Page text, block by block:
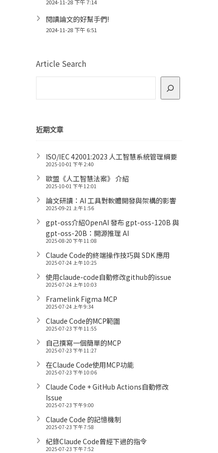
2024-11-28 下午 7:14
閱讀論文的好幫手們!
2024-11-28 下午 6:51
Article Search
近期文章
ISO/IEC 42001:2023 人工智慧系統管理綱要
2025-10-01 下午 2:40
歐盟《人工智慧法案》 介紹
2025-10-01 下午 12:01
論文研讀：AI 工具對軟體開發與架構的影響
2025-09-21 上午 1:56
gpt-oss介紹OpenAI 發布 gpt-oss-120B 與
gpt-oss-20B：開源推理 AI
2025-08-20 下午 11:08
Claude Code的終端操作技巧與 SDK 應用
2025-07-24 上午 10:25
使用claude-code自動修改github的issue
2025-07-24 上午 10:03
Framelink Figma MCP
2025-07-24 上午 9:34
Claude Code的MCP範圍
2025-07-23 下午 11:55
自己撰寫一個簡單的MCP
2025-07-23 下午 11:27
在Claude Code使用MCP功能
2025-07-23 下午 10:06
Claude Code + GitHub Actions自動修改
Issue
2025-07-23 下午 9:00
Claude Code 的記憶機制
2025-07-23 下午 7:58
紀錄Claude Code曾經下過的指令
2025-07-23 下午 7:52